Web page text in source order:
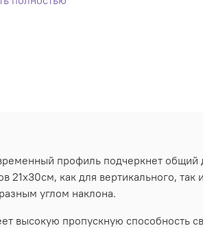
профиль подчеркнет
как для вертикального,
углом наклона.
пропускную способность